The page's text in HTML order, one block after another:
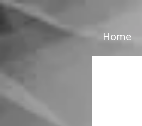
google01e5c46e6d87199c.html
Home